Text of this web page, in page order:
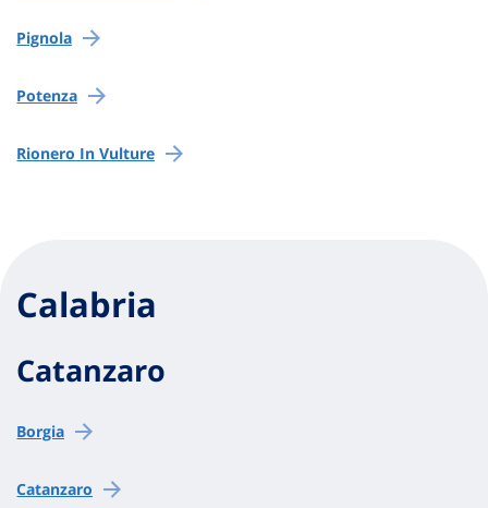
Pignola
Potenza
Rionero In Vulture
Calabria
Catanzaro
Borgia
Catanzaro